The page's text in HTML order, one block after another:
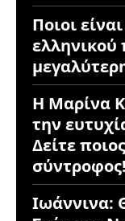
Ποιοι
ελληνικού
Η Μαρίνα
την
Δείτε
σύντροφος!
Ιωάννινα: